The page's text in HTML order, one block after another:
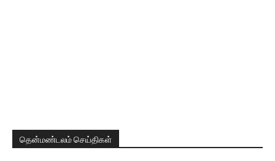
தென்மண்டலம் செய்திகள்